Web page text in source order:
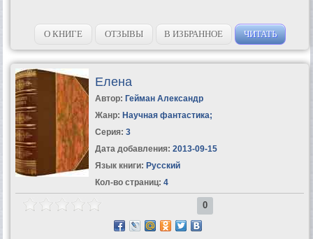
О КНИГЕ ОТЗЫВЫ В ИЗБРАННОЕ ЧИТАТЬ
Елена
Автор: Гейман Александр
Жанр: Научная фантастика;
Серия: 3
Дата добавления: 2013-09-15
Язык книги: Русский
Кол-во страниц: 4
0